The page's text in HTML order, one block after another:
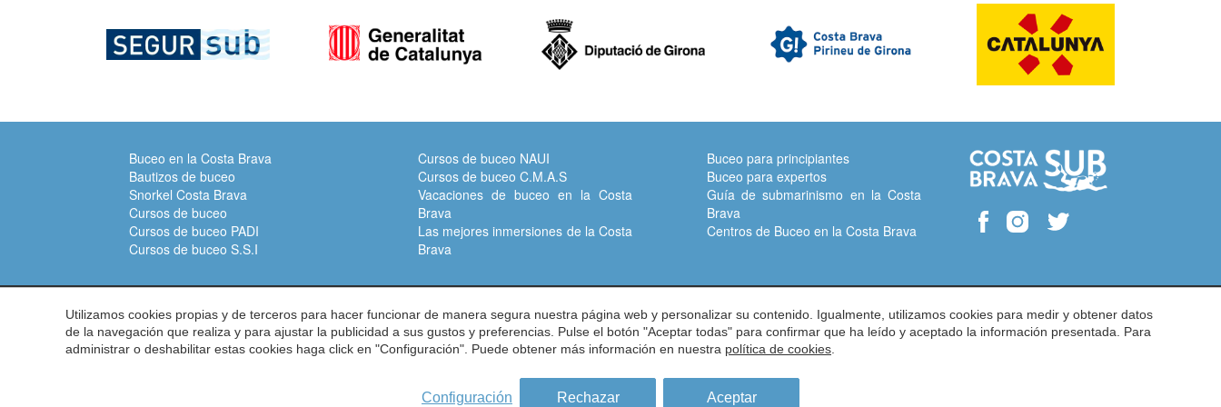
Buceo en la Costa Brava
Bautizos de buceo
Snorkel Costa Brava
Cursos de buceo
Cursos de buceo PADI
Cursos de buceo S.S.I
Cursos de buceo NAUI
Cursos de buceo C.M.A.S
Vacaciones de buceo en la Costa
Brava
Las mejores inmersiones de la Costa
Brava
Buceo para principiantes
Buceo para expertos
Guía de submarinismo en la Costa
Brava
Centros de Buceo en la Costa Brava
Dirección: Carrer del Turisme, 1 - Vall-llobrega - ES -17253
Teléfono: 972 60 00 17 -Fax: 972 60 01 12 -info@subcostabrava.com
Política de Privacidad Condiciones de uso
Utilizamos cookies propias y de terceros para hacer funcionar de manera segura nuestra página web y personalizar su contenido. Igualmente, utilizamos cookies para medir y obtener datos
de la navegación que realiza y para ajustar la publicidad a sus gustos y preferencias. Pulse el botón "Aceptar todas" para confirmar que ha leído y aceptado la información presentada. Para
administrar o deshabilitar estas cookies haga click en "Configuración". Puede obtener más información en nuestra política de cookies
Configuración Rechazar Aceptar